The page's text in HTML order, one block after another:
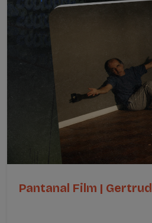
Pantanal Film | Gertrud